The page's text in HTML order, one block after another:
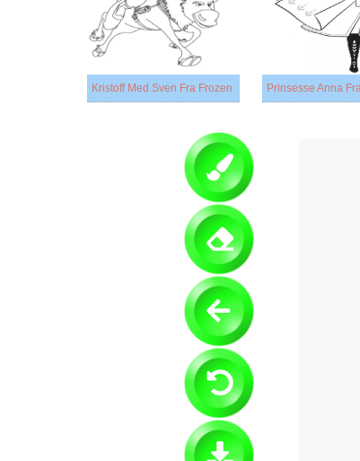
Kristoff Med Sven Fra Frozen Prinsesse Anna